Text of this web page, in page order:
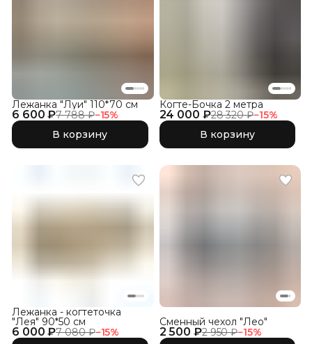
6 600 ₽7 788 ₽−15%
Лежанка "Луи" 110*70 см
В корзину
24 000 ₽28 320 ₽−15%
Когте-Бочка 2 метра
В корзину
6 000 ₽7 080 ₽−15%
Лежанка - когтеточка
"Лея" 90*50 см
2 500 ₽2 950 ₽−15%
Сменный чехол "Лео"